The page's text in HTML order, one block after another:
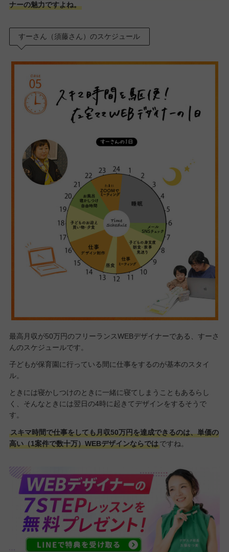
ナーの魅力ですよね。
すーさん（須藤さん）のスケジュール
最高月収が50万円のフリーランスWEBデザイナーである、すーさ
んのスケジュールです。
子どもが保育園に行っている間に仕事をするのが基本のスタイ
ル。
ときには寝かしつけのときに一緒に寝てしまうこともあるらし
く、そんなときには翌日の4時に起きてデザインをするそうで
す。
スキマ時間で仕事をしても月収50万円を達成できるのは、単価の
高い（1案件で数十万）WEBデザインならではですね。